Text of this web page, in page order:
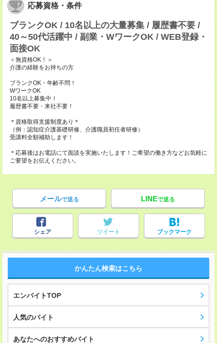
応募資格・条件
ブランクOK / 10名以上の大量募集 / 履歴書不要 /
40～50代活躍中 / 副業・WワークOK / WEB登録・
面接OK
＜無資格OK！＞
介護の経験をお持ちの方
ブランクOK・年齢不問！
WワークOK
10名以上募集中！
履歴書不要・来社不要！
＊資格取得支援制度あり＊
（例：認知症介護基礎研修、介護職員初任者研修）
受講料全額補助します！
＊応募後はお電話にて面談を実施いたします！ご希望の働き方などお気軽に
ご要望をお伝えください。
メールで送る LINEで送る
シェア ツイート ブックマーク
かんたん検索はこちら
エンバイトTOP
人気のバイト
あなたへのおすすめバイト